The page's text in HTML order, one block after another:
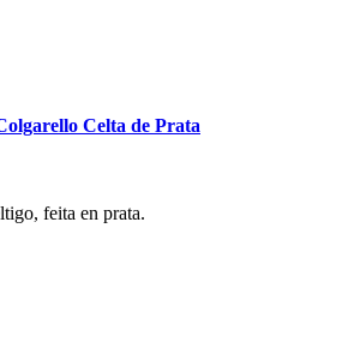
Celta de Prata
feita en prata.